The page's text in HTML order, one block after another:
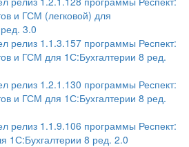
и ГСМ (легковой) для
3.0
релиз 1.1.3.157 программы Респект:
и ГСМ для 1С:Бухгалтерии 8 ред.
релиз 1.2.1.130 программы Респект:
и ГСМ для 1С:Бухгалтерии 8 ред.
релиз 1.1.9.106 программы Респект:
1С:Бухгалтерии 8 ред. 2.0